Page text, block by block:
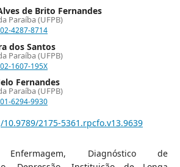
de Brito Fernandes
Paraíba (UFPB)
4287-8714
dos Santos
Paraíba (UFPB)
1607-195X
Fernandes
Paraíba (UFPB)
6294-9930
2175-5361.rpcfo.v13.9639
Enfermagem, Diagnóstico de